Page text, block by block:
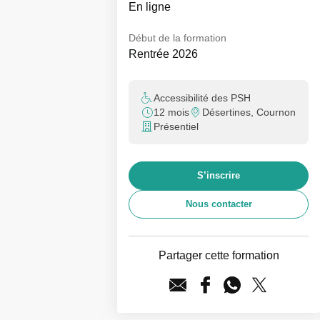
En ligne
Début de la formation
Rentrée 2026
Accessibilité des PSH
12 mois
Désertines, Cournon
Présentiel
S’inscrire
Nous contacter
Partager cette formation